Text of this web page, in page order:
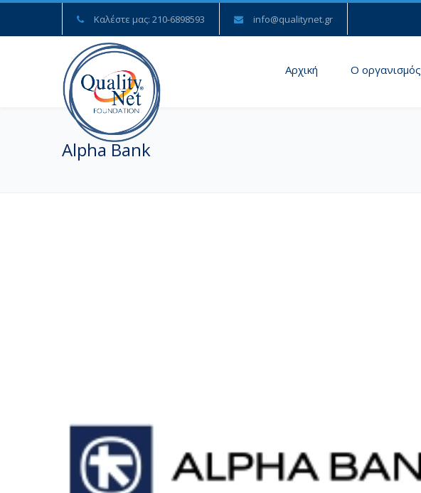
Καλέστε μας: 210-6898593 info@qualitynet.gr
Αρχική Ο οργανισμός
Alpha Bank